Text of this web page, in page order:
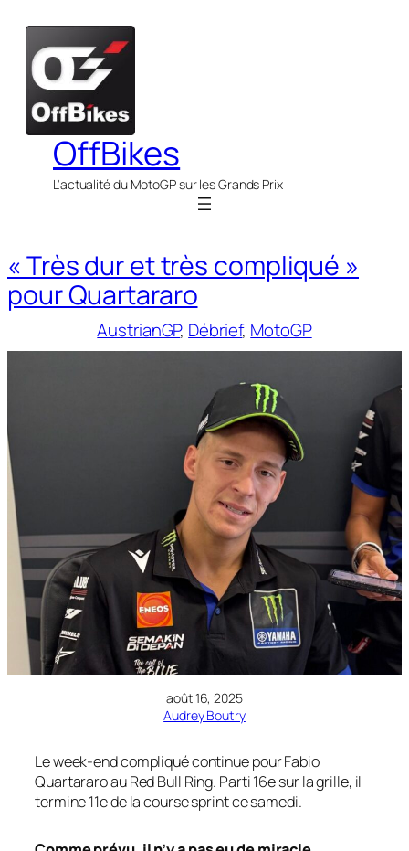
contenu
OffBikes
L'actualité du MotoGP sur les Grands Prix
« Très dur et très compliqué »
pour Quartararo
AustrianGP, Débrief, MotoGP
août 16, 2025
Audrey Boutry
Le week-end compliqué continue pour Fabio
Quartararo au Red Bull Ring. Parti 16e sur la grille, il
termine 11e de la course sprint ce samedi.